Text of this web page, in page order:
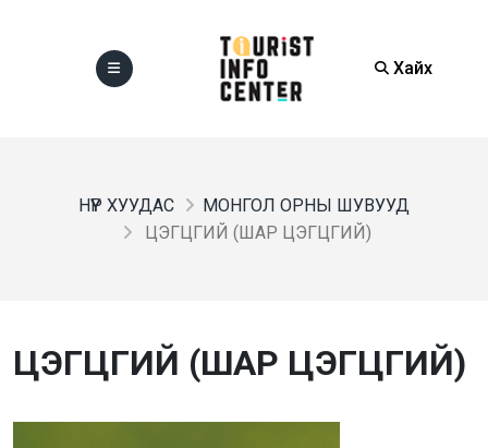
Хайх
НҮҮР ХУУДАС
МОНГОЛ ОРНЫ ШУВУУД
ЦЭГЦГИЙ (ШАР ЦЭГЦГИЙ)
ЦЭГЦГИЙ (ШАР ЦЭГЦГИЙ)